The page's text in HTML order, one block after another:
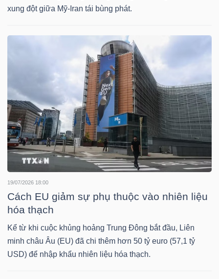
xung đột giữa Mỹ-Iran tái bùng phát.
19/07/2026 18:00
Cách EU giảm sự phụ thuộc vào nhiên liệu
hóa thạch
Kể từ khi cuộc khủng hoảng Trung Đông bắt đầu, Liên
minh châu Âu (EU) đã chi thêm hơn 50 tỷ euro (57,1 tỷ
USD) để nhập khẩu nhiên liệu hóa thạch.
DOANH
PHÁI
SINH
TRÁI
PHIẾU
CÔNG